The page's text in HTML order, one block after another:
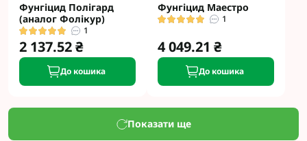
Фунгіцид Полігард
(аналог Фолікур)
1
2 137.52 ₴
До кошика
Фунгіцид Маестро
1
4 049.21 ₴
До кошика
Показати ще